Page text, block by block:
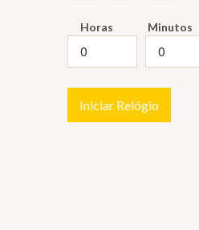
Horas Minutos
Iniciar Relógio